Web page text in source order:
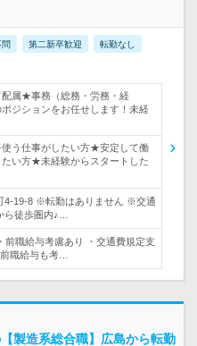
第二新卒歓迎 転勤なし
属★事務（総務・労務・経
ジションをお任せします！未経
う仕事がしたい方★安定して働
い方★未経験からスタートした
4-19-8 ※転勤はありません ※交通
ら徒歩圏内♪…
前職給与考慮あり ・交通費規定支
職給与も考…
製造系総合職】広島から転勤